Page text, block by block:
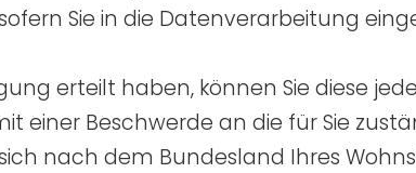
Sie in die Datenverarbeitung
erteilt haben, können Sie diese
einer Beschwerde an die für Sie
nach dem Bundesland Ihres